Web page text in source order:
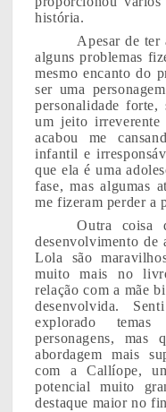
história.
Apesar de ter
alguns problemas
mesmo encanto do
ser uma
personalidade forte,
um jeito irreverente
acabou me
infantil e
que ela é uma
fase, mas algumas
me fizeram perder a
Outra coisa
desenvolvimento de
Lola são
muito mais no
relação com a mãe
desenvolvida.
explorado
personagens, mas
abordagem mais
com a Callíope,
potencial muito
destaque maior no